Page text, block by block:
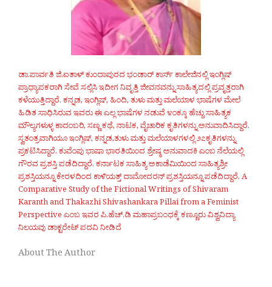
ಡಾ.ಪಾರ್ವತಿ ಜಿ.ಐತಾಳ್ ಕುಂದಾಪುರದ ಭಂಡಾರ್ ಕಾರ್ಸ್ ಕಾಲೇಜಿನಲ್ಲಿ ಇಂಗ್ಲಿಷ್
ಪ್ರಾಧ್ಯಾಪಕರಾಗಿ ಸೇವೆ ಸಲ್ಲಿಸಿ ಇದೀಗ ನಿವೃತ್ತಿ ಜೀವನವನ್ನು ಸಾಹಿತ್ಯದಲ್ಲಿ ಪ್ರವೃತ್ತರಾಗಿ
ಕಳೆಯುತ್ತಿದ್ದಾರೆ. ಕನ್ನಡ, ಇಂಗ್ಲಿಷ್, ಹಿಂದಿ, ತುಳು ಮತ್ತು ಮಲೆಯಾಳ ಭಾಷೆಗಳ ಮೇಲೆ
ಹಿಡಿತ ಸಾಧಿಸಿರುವ ಇವರು ಈ ಎಲ್ಲ ಭಾಷೆಗಳ ನಡುವೆ ೪೦ಕ್ಕೂ ಹೆಚ್ಚು ಸಾಹಿತ್ಯಕ
ಮೌಲ್ಯಗಳುಳ್ಳ ಕಾದಂಬರಿ, ಸಣ್ಣ ಕಥೆ, ನಾಟಕ, ವೈಚಾರಿಕ ಕೃತಿಗಳನ್ನು ಅನುವಾದಿಸಿದ್ದಾರೆ.
ಸ್ವತಂತ್ರವಾಗಿಯೂ ಇಂಗ್ಲಿಷ್, ಕನ್ನಡ,ತುಳು ಮತ್ತು ಮಲೆಯಾಳಗಳಲ್ಲಿ ೨೭ಕೃತಿಗಳನ್ನು
ಪ್ರಕಟಿಸಿದ್ದಾರೆ. ಕುವೆಂಪು ಭಾಷಾ ಭಾರತಿಯಿಂದ ಶ್ರೇಷ್ಠ ಅನುವಾದಕಿ ಎಂಬ ನೆಲೆಯಲ್ಲಿ
ಗೌರವ ಪ್ರಶಸ್ತಿ ಪಡೆದಿದ್ದಾರೆ. ಕರ್ನಾಟಕ ಸಾಹಿತ್ಯ ಅಕಾಡೆಮಿಯಿಂದ ಸಾಹಿತ್ಯಶ್ರೀ
ಪ್ರಶಸ್ತಿಯನ್ನೂ ಕೇರಳದಿಂದ ಕಾಳಿಯತ್ತ್ ದಾಮೋದರನ್ ಪ್ರಶಸ್ತಿಯನ್ನೂ ಪಡೆದಿದ್ದಾರೆ. A
Comparative Study of the Fictional Writings of Shivaram
Karanth and Thakazhi Shivashankara Pillai from a Feminist
Perspective ಎಂಬ ಇವರ ಪಿ.ಹೆಚ್.ಡಿ ಮಹಾಪ್ರಬಂಧಕ್ಕೆ ಕಣ್ಣೂರು ವಿಶ್ವವಿದ್ಯಾ
ನಿಲಯವು ಡಾಕ್ಟರೇಟ್ ಪದವಿ ನೀಡಿದೆ
About The Author